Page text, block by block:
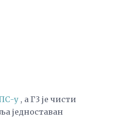
у , а Г3 је чисти
једноставан